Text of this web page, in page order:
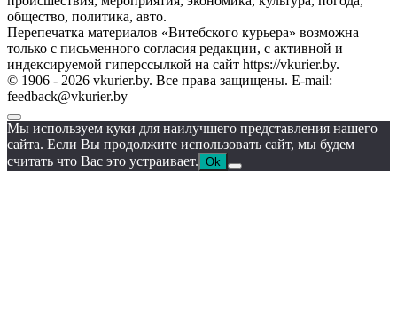
общество, политика, авто.
Перепечатка материалов «Витебского курьера» возможна
только с письменного согласия редакции, с активной и
индексируемой гиперссылкой на сайт https://vkurier.by.
© 1906 - 2026 vkurier.by. Все права защищены. E-mail:
feedback@vkurier.by
Мы используем куки для наилучшего представления нашего
сайта. Если Вы продолжите использовать сайт, мы будем
считать что Вас это устраивает. Ok